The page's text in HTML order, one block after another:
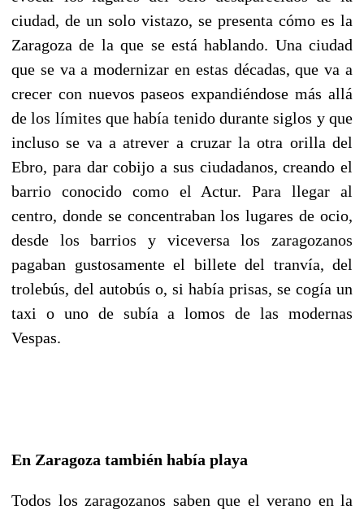
ciudad, de un solo vistazo, se presenta cómo es la
Zaragoza de la que se está hablando. Una ciudad
que se va a modernizar en estas décadas, que va a
crecer con nuevos paseos expandiéndose más allá
de los límites que había tenido durante siglos y que
incluso se va a atrever a cruzar la otra orilla del
Ebro, para dar cobijo a sus ciudadanos, creando el
barrio conocido como el Actur. Para llegar al
centro, donde se concentraban los lugares de ocio,
desde los barrios y viceversa los zaragozanos
pagaban gustosamente el billete del tranvía, del
trolebús, del autobús o, si había prisas, se cogía un
taxi o uno de subía a lomos de las modernas
Vespas.
En Zaragoza también había playa
Todos los zaragozanos saben que el verano en la